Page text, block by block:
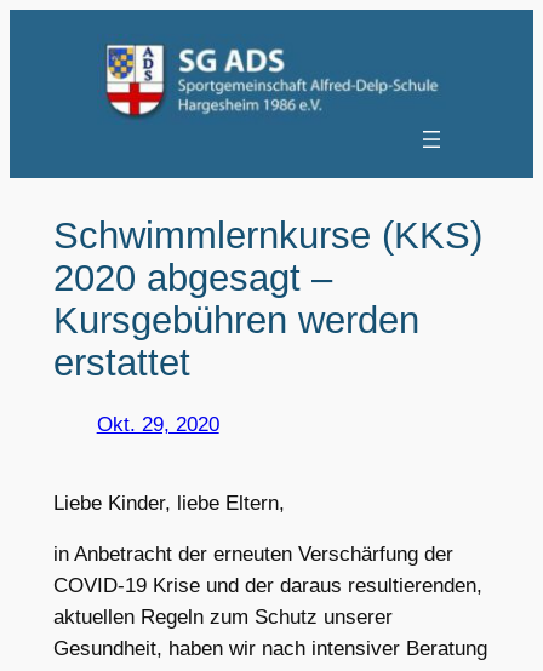
Schwimmlernkurse (KKS)
2020 abgesagt –
Kursgebühren werden
erstattet
Okt. 29, 2020
Liebe Kinder, liebe Eltern,
in Anbetracht der erneuten Verschärfung der
COVID-19 Krise und der daraus resultierenden,
aktuellen Regeln zum Schutz unserer
Gesundheit, haben wir nach intensiver Beratung